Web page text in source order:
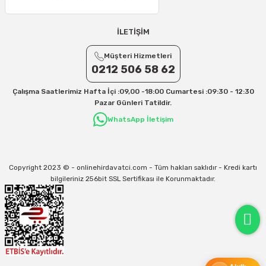
Kargo ve teslimat süreçleriyle ilgili tüm sorularınız için bizimle iletişime
31/12/2026 Tarihine Kadar Geçerlidir
Kargo İle İlgili sorunlarınız içininfo@onlinehirdavatci.com
İLETİŞİM
Müşteri Hizmetleri
0212 506 58 62
Çalışma Saatlerimiz Hafta İçi :09,00 -18:00 Cumartesi :09:30 - 12:30
Pazar Günleri Tatildir.
WhatsApp İletişim
Copyright 2023 © - onlinehirdavatci.com - Tüm hakları saklıdır - Kredi kartı
bilgileriniz 256bit SSL Sertifikası ile Korunmaktadır.